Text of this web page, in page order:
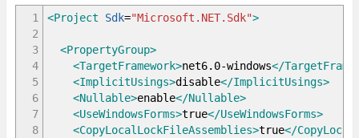
1
2
3
4
5
6
7
8
<Project Sdk="Microsoft.NET.Sdk">
<PropertyGroup>
<TargetFramework>net6.0-windows</
<ImplicitUsings>disable</ImplicitUsings>
<Nullable>enable</Nullable>
<UseWindowsForms>true</UseWindowsForms>
<CopyLocalLockFileAssemblies>true</